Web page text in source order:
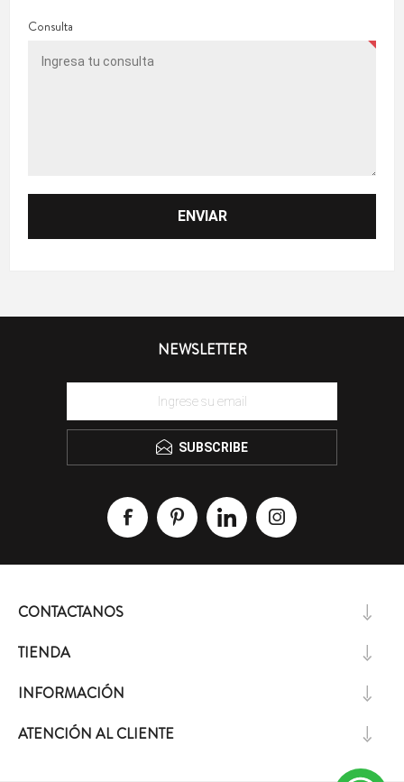
Consulta
NEWSLETTER
SUBSCRIBE
CONTACTANOS
TIENDA
INFORMACIÓN
ATENCIÓN AL CLIENTE